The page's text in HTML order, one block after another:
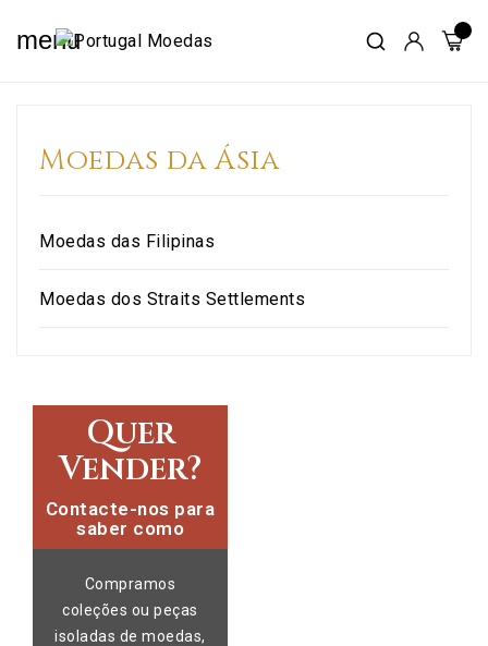
menu
Moedas da Ásia
Moedas das Filipinas
Moedas dos Straits Settlements
Quer
Vender?
Contacte-nos para
saber como
Compramos
coleções ou peças
isoladas de moedas,